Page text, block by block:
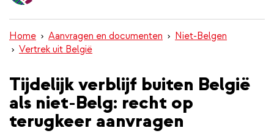
inhoud
gaan
Home Aanvragen en documenten
Niet-Belgen
Vertrek uit België
Tijdelijk verblijf buiten België
als niet-Belg: recht op
terugkeer aanvragen